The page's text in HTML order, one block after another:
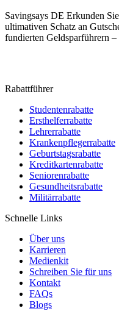
Savingsays DE Erkunden
ultimativen Schatz an
fundierten Geldsparführern
Rabattführer
Studentenrabatte
Ersthelferrabatte
Lehrerrabatte
Krankenpflegerrabatte
Geburtstagsrabatte
Kreditkartenrabatte
Seniorenrabatte
Gesundheitsrabatte
Militärrabatte
Schnelle Links
Über uns
Karrieren
Medienkit
Schreiben Sie für uns
Kontakt
FAQs
Blogs